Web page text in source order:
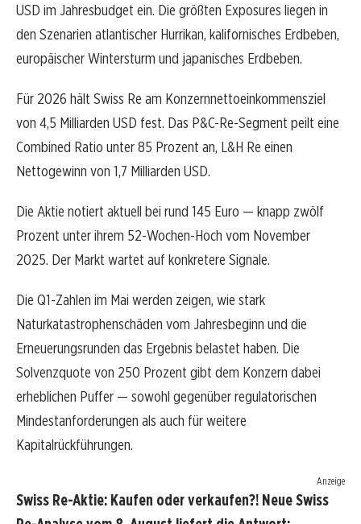
USD im Jahresbudget ein. Die größten Exposures liegen in
den Szenarien atlantischer Hurrikan, kalifornisches Erdbeben,
europäischer Wintersturm und japanisches Erdbeben.
Für 2026 hält Swiss Re am Konzernnettoeinkommensziel
von 4,5 Milliarden USD fest. Das P&C-Re-Segment peilt eine
Combined Ratio unter 85 Prozent an, L&H Re einen
Nettogewinn von 1,7 Milliarden USD.
Die Aktie notiert aktuell bei rund 145 Euro — knapp zwölf
Prozent unter ihrem 52-Wochen-Hoch vom November
2025. Der Markt wartet auf konkretere Signale.
Die Q1-Zahlen im Mai werden zeigen, wie stark
Naturkatastrophenschäden vom Jahresbeginn und die
Erneuerungsrunden das Ergebnis belastet haben. Die
Solvenzquote von 250 Prozent gibt dem Konzern dabei
erheblichen Puffer — sowohl gegenüber regulatorischen
Mindestanforderungen als auch für weitere
Kapitalrückführungen.
Anzeige
Swiss Re-Aktie: Kaufen oder verkaufen?! Neue Swiss